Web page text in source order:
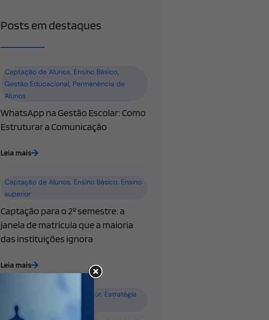
Posts em destaques
Captação de Alunos, Ensino Básico,
Gestão Educacional, Permanência de
Alunos
WhatsApp na Gestão Escolar: Como
Estruturar a Comunicação
Leia mais
Captação de Alunos, Ensino Básico, Ensino
superior
Captação para o 2º semestre: a
janela de matrícula que a maioria
das instituições ignora
Leia mais
Ensino superior, Estratégia
de Marketing Educacional